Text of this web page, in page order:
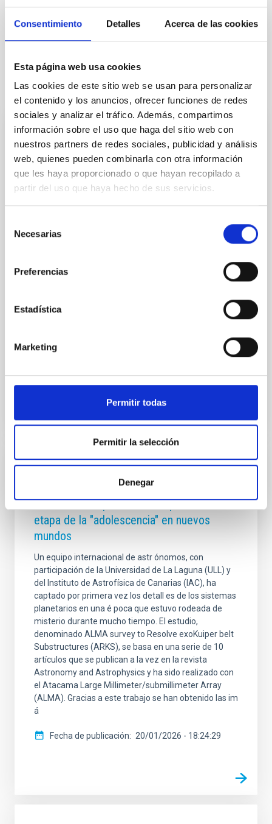
Consentimiento Detalles Acerca de las cookies
Esta página web usa cookies
Las cookies de este sitio web se usan para personalizar
el contenido y los anuncios, ofrecer funciones de redes
sociales y analizar el tráfico. Además, compartimos
información sobre el uso que haga del sitio web con
nuestros partners de redes sociales, publicidad y análisis
web, quienes pueden combinarla con otra información
que les haya proporcionado o que hayan recopilado a
partir del uso que haya hecho de sus servicios.
Necesarias
Preferencias
Estadística
Marketing
Permitir todas
Permitir la selección
Denegar
Otras noticias relacionadas
NOTA DE PRENSA
El IAC y SENSIA se alían para impulsar la
vanguardia en tecnología infrarroja y
sistemas espaciales
El Instituto de Astrofísica de Canarias y la empresa
actuación para el desarrollo conjunto de
empresa de alta tecnología de imagen infrarroja
General de Actuación con el objetivo de establecer un
tecnológica . La colaboración se ha formalizado con
la firma de este protocolo por parte de Valentín
Fecha de publicación 10/04/2026 - 10:41:42
NOTA DE PRENSA
El IAC y la ULL participan en un estudio
con ALMA sin precedentes que desvela la
etapa de la "adolescencia" en nuevos
mundos
Un equipo internacional de astr ónomos, con
participación de la Universidad de La Laguna (ULL) y
del Instituto de Astrofísica de Canarias (IAC), ha
captado por primera vez los detall es de los sistemas
planetarios en una é poca que estuvo rodeada de
misterio durante mucho tiempo. El estudio,
denominado ALMA survey to Resolve exoKuiper belt
Substructures (ARKS), se basa en una serie de 10
artículos que se publican a la vez en la revista
Astronomy and Astrophysics y ha sido realizado con
el Atacama Large Millimeter/submillimeter Array
(ALMA). Gracias a este trabajo se han obtenido las im
á
Fecha de publicación 20/01/2026 - 18:24:29